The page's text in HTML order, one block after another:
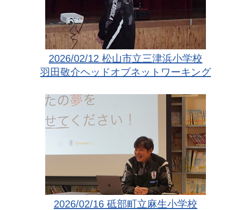
2026/02/12 松山市立三津浜小学校
羽田敬介ヘッドオブネットワーキング
2026/02/16 砥部町立麻生小学校